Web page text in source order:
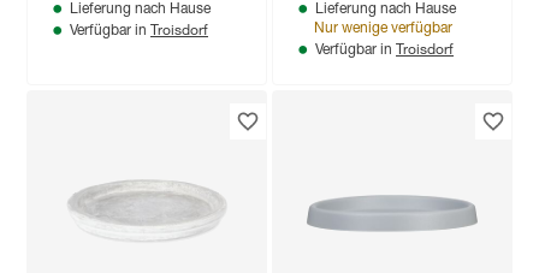
Lieferung nach Hause
Verfügbar in Troisdorf
Lieferung nach Hause
Nur wenige verfügbar
Verfügbar in Troisdorf